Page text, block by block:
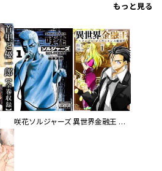
もっと見る
咲花ソルジャーズ 異世界金融王 ～クローネ・ゴルディオンの覇道～